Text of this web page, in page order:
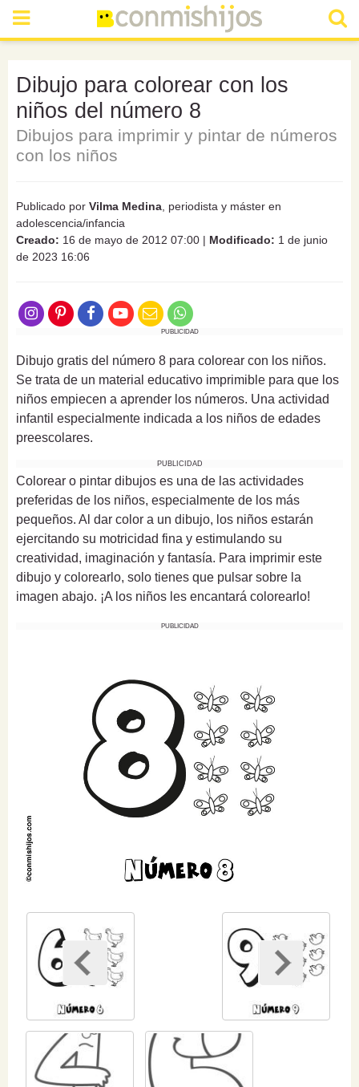
Dibujo para colorear con los
niños del número 8
Dibujos para imprimir y pintar de números
con los niños
Publicado por Vilma Medina , periodista y máster en
adolescencia/infancia
Creado: 16 de mayo de 2012 07:00 | Modificado: 1 de junio
de 2023 16:06
PUBLICIDAD
Dibujo gratis del número 8 para colorear con los niños.
Se trata de un material educativo imprimible para que los
niños empiecen a aprender los números. Una actividad
infantil especialmente indicada a los niños de edades
preescolares.
PUBLICIDAD
Colorear o pintar dibujos es una de las actividades
preferidas de los niños, especialmente de los más
pequeños. Al dar color a un dibujo, los niños estarán
ejercitando su motricidad fina y estimulando su
creatividad, imaginación y fantasía. Para imprimir este
dibujo y colorearlo, solo tienes que pulsar sobre la
imagen abajo. ¡A los niños les encantará colorearlo!
PUBLICIDAD